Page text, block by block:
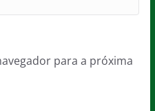
para a próxima